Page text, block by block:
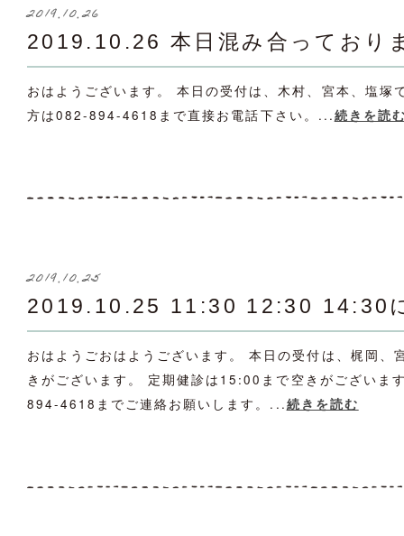
2019.10.26
2019.10.26 本日混み合っており
おはようございます。 本日の受付は、木村、宮本、塩
方は082-894-4618まで直接お電話下さい。...続きを読
2019.10.25
2019.10.25 11:30 12:30 14:30
おはようごおはようございます。 本日の受付は、梶岡
きがございます。 定期健診は15:00まで空きがございま
894-4618までご連絡お願いします。...続きを読む